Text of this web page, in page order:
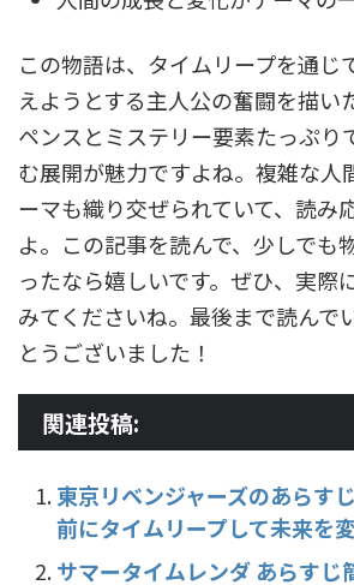
この物語は、タイムリープを通じ
えようとする主人公の奮闘を描い
ペンスとミステリー要素たっぷり
む展開が魅力ですよね。複雑な人
ーマも織り交ぜられていて、読み
よ。この記事を読んで、少しでも
ったなら嬉しいです。ぜひ、実際
みてくださいね。最後まで読んで
とうございました！
関連投稿:
東京リベンジャーズのあらす
前にタイムリープして未来を
サマータイムレンダ あらすじ